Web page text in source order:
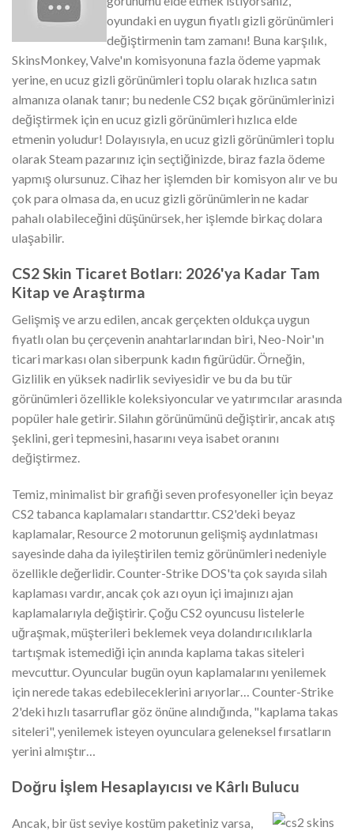
oyundaki en uygun fiyatlı gizli görünümleri
değiştirmenin tam zamanı! Buna karşılık,
SkinsMonkey, Valve'ın komisyonuna fazla ödeme yapmak
yerine, en ucuz gizli görünümleri toplu olarak hızlıca satın
almanıza olanak tanır; bu nedenle CS2 bıçak görünümlerinizi
değiştirmek için en ucuz gizli görünümleri hızlıca elde
etmenin yoludur! Dolayısıyla, en ucuz gizli görünümleri toplu
olarak Steam pazarınız için seçtiğinizde, biraz fazla ödeme
yapmış olursunuz. Cihaz her işlemden bir komisyon alır ve bu
çok para olmasa da, en ucuz gizli görünümlerin ne kadar
pahalı olabileceğini düşünürsek, her işlemde birkaç dolara
ulaşabilir.
CS2 Skin Ticaret Botları: 2026'ya Kadar Tam
Kitap ve Araştırma
Gelişmiş ve arzu edilen, ancak gerçekten oldukça uygun
fiyatlı olan bu çerçevenin anahtarlarından biri, Neo-Noir'ın
ticari markası olan siberpunk kadın figürüdür. Örneğin,
Gizlilik en yüksek nadirlik seviyesidir ve bu da bu tür
görünümleri özellikle koleksiyoncular ve yatırımcılar arasında
popüler hale getirir. Silahın görünümünü değiştirir, ancak atış
şeklini, geri tepmesini, hasarını veya isabet oranını
değiştirmez.
Temiz, minimalist bir grafiği seven profesyoneller için beyaz
CS2 tabanca kaplamaları standarttır. CS2'deki beyaz
kaplamalar, Resource 2 motorunun gelişmiş aydınlatması
sayesinde daha da iyileştirilen temiz görünümleri nedeniyle
özellikle değerlidir. Counter-Strike DOS'ta çok sayıda silah
kaplaması vardır, ancak çok azı oyun içi imajınızı ajan
kaplamalarıyla değiştirir. Çoğu CS2 oyuncusu listelerle
uğraşmak, müşterileri beklemek veya dolandırıcılıklarla
tartışmak istemediği için anında kaplama takas siteleri
mevcuttur. Oyuncular bugün oyun kaplamalarını yenilemek
için nerede takas edebileceklerini arıyorlar… Counter-Strike
2'deki hızlı tasarruflar göz önüne alındığında, "kaplama takas
siteleri", yenilemek isteyen oyunculara geleneksel fırsatların
yerini almıştır…
Doğru İşlem Hesaplayıcısı ve Kârlı Bulucu
Ancak, bir üst seviye kostüm paketiniz varsa,